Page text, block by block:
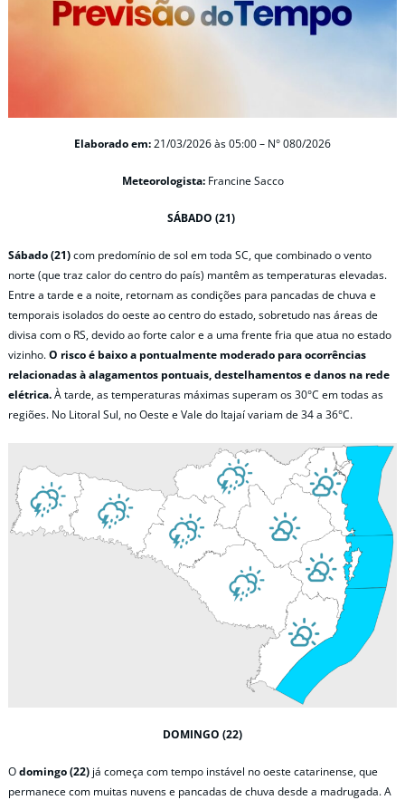
Elaborado em:21/03/2026 às 05:00 – N° 080/2026
Meteorologista: Francine Sacco
SÁBADO (21)
Sábado (21)com predomínio de sol em toda SC, que combinado o vento
norte (que traz calor do centro do país) mantêm as temperaturas elevadas.
Entre a tarde e a noite, retornam as condições para pancadas de chuva e
temporais isolados do oeste ao centro do estado, sobretudo nas áreas de
divisa com o RS, devido ao forte calor e a uma frente fria que atua no estado
vizinho.O risco é baixo a pontualmente moderado para ocorrências
relacionadas à alagamentos pontuais, destelhamentos e danos na rede
elétrica.À tarde, as temperaturas máximas superam os 30°C em todas as
regiões. No Litoral Sul, no Oeste e Vale do Itajaí variam de 34 a 36°C.
DOMINGO (22)
Odomingo (22) já começa com tempo instável no oeste catarinense, que
permanece com muitas nuvens e pancadas de chuva desde a madrugada. A